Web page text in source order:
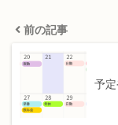
前の記事
予